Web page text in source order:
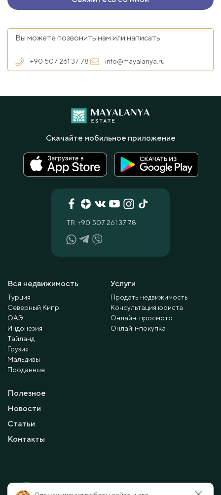
Вы можете позвонить нам или написать
+90 507 261 37 78 info@mayalanya.ru
Вся недвижимость
Турция
Северный Кипр
ОАЭ
Индонезия
Тайланд
Грузия
Мальдивы
Проданные
Услуги
Продать недвижимость
Консультация юриста
Онлайн-просмотр
Онлайн-покупка
Полезное
Новости
Статьи
Контакты
TR +90 507 261 37 78
Скачайте мобильное приложение